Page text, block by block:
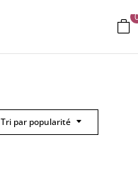
Tri par popularité